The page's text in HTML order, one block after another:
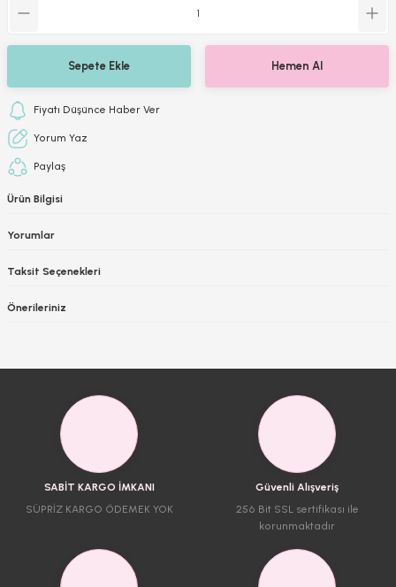
Sepete Ekle Hemen Al
Fiyatı Düşünce Haber Ver
Yorum Yaz
Paylaş
Ürün Bilgisi
Yorumlar
Taksit Seçenekleri
Önerileriniz
SABİT KARGO İMKANI
SÜPRİZ KARGO ÖDEMEK YOK
Güvenli Alışveriş
256 Bit SSL sertifikası ile
korunmaktadır